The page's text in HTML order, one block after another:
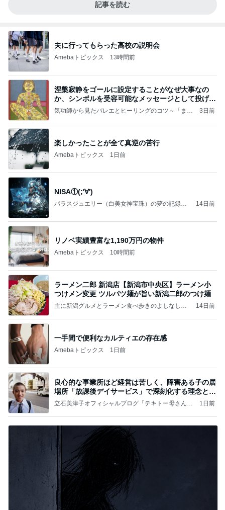
記事を読む
夫に行ってもらった高校の説明会
Amebaトピックス 13時間前
涅槃寂静をゴールに設定することがなぜ大事なの
か、シンボルを受容可能なメッセージとして投げる
ことが
気功師から見たバレエとヒーリングのコツ～「まと
3日前
楽しかったことが全て真逆の苦行
Amebaトピックス 1日前
NISA①(;'∀')
パラスジュエリー（白美女神宝珠）の夢の記録
14日前
リノベ実績豊富な1,190万円の物件
Amebaトピックス 10時間前
ラーメン二郎 新潟店【新潟市中央区】ラーメン小
つけメン変更 ツルパツ麺が旨い新潟二郎のつけ麺
主に新潟グルメとラーメン食べ歩きのよしなしご
14日前
一手間で便利なカルティエの存在感
Amebaトピックス 1日前
良心的な事業所ほど経営は苦しく、障害ある子の居
場所「放課後デイサービス」で深刻化する理念と現
実の
立石美津子オフィシャルブログ「テキトー母さんの
1日前